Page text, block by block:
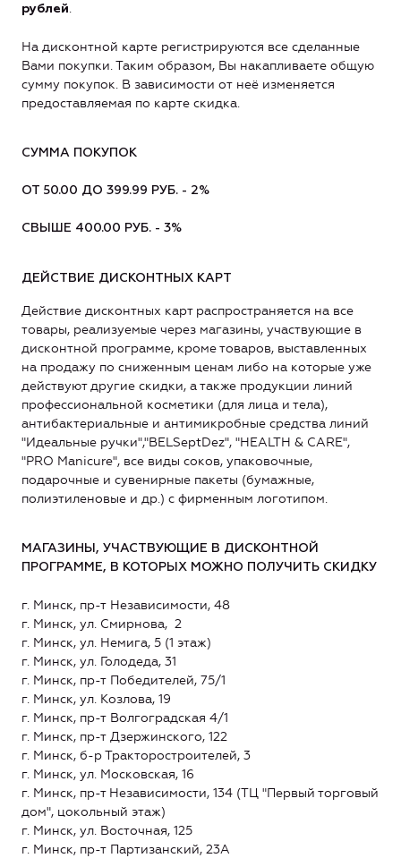
рублей.
На дисконтной карте регистрируются все сделанные
Вами покупки. Таким образом, Вы накапливаете общую
сумму покупок. В зависимости от неё изменяется
предоставляемая по карте скидка.
СУММА ПОКУПОК
ОТ 50.00 ДО 399.99 РУБ. - 2%
СВЫШЕ 400.00 РУБ. - 3%
ДЕЙСТВИЕ ДИСКОНТНЫХ КАРТ
Действие дисконтных карт распространяется на все
товары, реализуемые через магазины, участвующие в
дисконтной программе, кроме товаров, выставленных
на продажу по сниженным ценам либо на которые уже
действуют другие скидки, а также продукции линий
профессиональной косметики (для лица и тела),
антибактериальные и антимикробные средства линий
"Идеальные ручки","BELSeptDez", "HEALTH & CARE",
"PRO Manicure", все виды соков, упаковочные,
подарочные и сувенирные пакеты (бумажные,
полиэтиленовые и др.) с фирменным логотипом.
МАГАЗИНЫ, УЧАСТВУЮЩИЕ В ДИСКОНТНОЙ
ПРОГРАММЕ, В КОТОРЫХ МОЖНО ПОЛУЧИТЬ СКИДКУ
г. Минск, пр-т Независимости, 48
г. Минск, ул. Смирнова, 2
г. Минск, ул. Немига, 5 (1 этаж)
г. Минск, ул. Голодеда, 31
г. Минск, пр-т Победителей, 75/1
г. Минск, ул. Козлова, 19
г. Минск, пр-т Волгоградская 4/1
г. Минск, пр-т Дзержинского, 122
г. Минск, б-р Тракторостроителей, 3
г. Минск, ул. Московская, 16
г. Минск, пр-т Независимости, 134 (ТЦ "Первый торговый
дом", цокольный этаж)
г. Минск, ул. Восточная, 125
г. Минск, пр-т Партизанский, 23А